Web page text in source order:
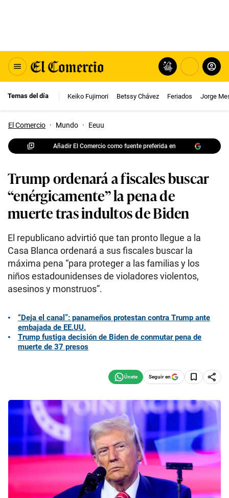
Temas del día Keiko Fujimori Betssy Chávez Feriados Jorge
El Comercio · Mundo · Eeuu
Añadir El Comercio como fuente preferida en
Trump ordenará a fiscales buscar
“enérgicamente” la pena de
muerte tras indultos de Biden
El republicano advirtió que tan pronto llegue a la
Casa Blanca ordenará a sus fiscales buscar la
máxima pena “para proteger a las familias y los
niños estadounidenses de violadores violentos,
asesinos y monstruos”.
“Deja el canal”: panameños protestan contra Trump ante
embajada de EE.UU.
Trump fustiga decisión de Biden de conmutar pena de
muerte de 37 presos
Seguir en